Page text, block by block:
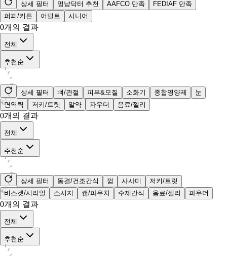
상세 필터
멍냥닥터 추천 AAFCO 만족
FEDIAF 만족
퍼피/키튼
어덜트 시니어
0개의 결과
전체
추천순
상세 필터 뼈/관절 피부&모질 소화기 종합영양제
눈
면역력
저키/트릿 알약 파우더 음료/젤리
0개의 결과
전체
추천순
상세 필터 동결/건조간식 껌 사사미
저키/트릿
비스켓/시리얼
소시지 캔/파우치 수제간식 음료/젤리 파우더
0개의 결과
전체
추천순